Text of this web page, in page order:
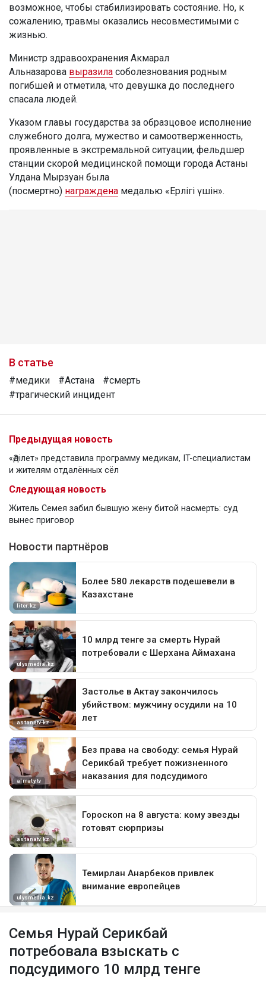
возможное, чтобы стабилизировать состояние. Но, к
сожалению, травмы оказались несовместимыми с
жизнью.
Министр здравоохранения Акмарал
Альназарова выразила соболезнования родным
погибшей и отметила, что девушка до последнего
спасала людей.
Указом главы государства за образцовое исполнение
служебного долга, мужество и самоотверженность,
проявленные в экстремальной ситуации, фельдшер
станции скорой медицинской помощи города Астаны
Улдана Мырзуан была
(посмертно) награждена медалью «Ерлігі үшін».
В статье
#медики #Астана
#смерть
#трагический инцидент
Предыдущая новость
«Әділет» представила программу медикам, IT-специалистам
и жителям отдалённых сёл
Следующая новость
Житель Семея забил бывшую жену битой насмерть: суд
вынес приговор
Семья Нурай Серикбай
потребовала взыскать с
подсудимого 10 млрд тенге